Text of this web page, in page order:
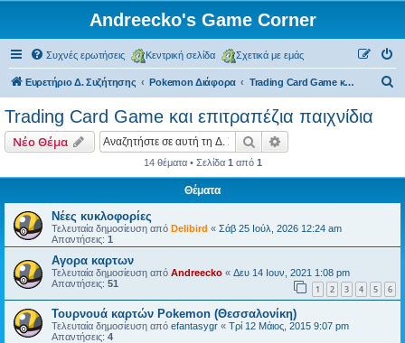
Andreecko's Game Corner
Συχνές ερωτήσεις Κεντρική σελίδα Σχετικά με εμάς
Ευρετήριο Δ. Συζήτησης Pokemon Διάφορα Trading Card Game και επιτραπέζια παιχνίδια
Trading Card Game και επιτραπέζια παιχνίδια
Νέο Θέμα Αναζήτηση
14 θέματα • Σελίδα 1 από 1
Θέματα
Νέες κυκλοφορίες
Τελευταία δημοσίευση από Delibird « Σάβ 25 Ιούλ, 2026 12:24 am
Απαντήσεις: 1
Αγορα καρτων
Τελευταία δημοσίευση από Andreecko « Δευ 14 Ιουν, 2021 1:08 pm
Απαντήσεις: 51 1 2 3 4 5 6
Τουρνουά καρτών Pokemon (Θεσσαλονίκη)
Τελευταία δημοσίευση από efantasygr « Τρί 12 Μάιος, 2015 9:07 pm
Απαντήσεις: 4